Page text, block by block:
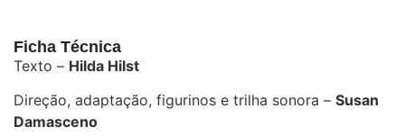
Ficha Técnica
Texto – Hilda Hilst
Direção, adaptação, figurinos e trilha sonora – Susan
Damasceno